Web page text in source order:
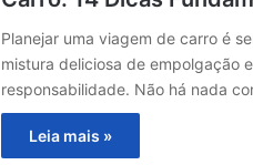
Planejar uma viagem de carro é
mistura deliciosa de empolgação e
responsabilidade. Não há nada
Leia mais »